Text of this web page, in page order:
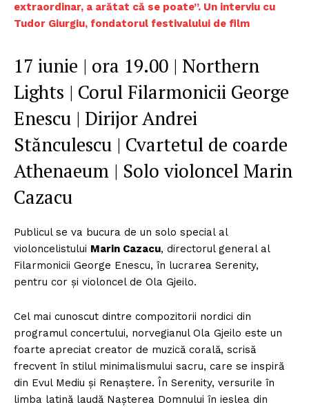
extraordinar, a arătat că se poate”. Un interviu cu
Tudor Giurgiu, fondatorul festivalului de film
17 iunie | ora 19.00 | Northern
Lights | Corul Filarmonicii George
Enescu | Dirijor Andrei
Stănculescu | Cvartetul de coarde
Athenaeum | Solo violoncel Marin
Cazacu
Publicul se va bucura de un solo special al
violoncelistului Marin Cazacu, directorul general al
Filarmonicii George Enescu, în lucrarea Serenity,
pentru cor și violoncel de Ola Gjeilo.
Cel mai cunoscut dintre compozitorii nordici din
programul concertului, norvegianul Ola Gjeilo este un
foarte apreciat creator de muzică corală, scrisă
frecvent în stilul minimalismului sacru, care se inspiră
din Evul Mediu și Renaștere. În Serenity, versurile în
limba latină laudă Nașterea Domnului în ieslea din